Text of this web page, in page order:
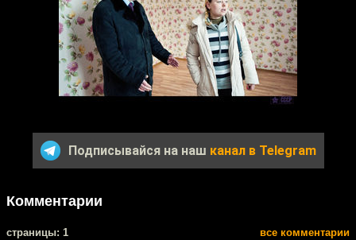
Подписывайся на наш канал в Telegram
Комментарии
cтраницы: 1 все комментарии